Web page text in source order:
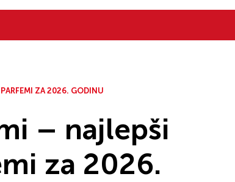
ZA 2026. GODINU
– najlepši
za 2026.